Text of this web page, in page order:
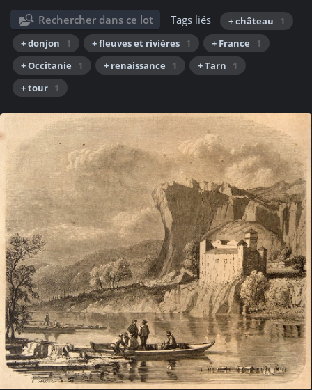
Rechercher dans ce lot Tags liés + château
1
+ donjon
1 + fleuves et rivières 1 + France
1
+ Occitanie
1 + renaissance 1 + Tarn
1
+ tour 1